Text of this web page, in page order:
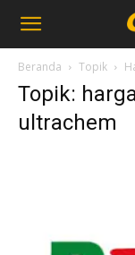
Beranda Topik
Topik:
ultrachem